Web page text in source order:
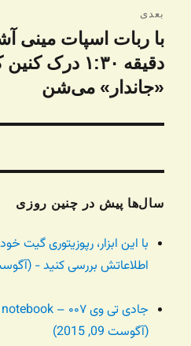
بعدی
نوشته
بعدی:
با ربات اسپات مینی
دقیقه ۱:۳۰
«جاندار»‌ می‌شن
سال‌ها پیش در چنین روزی
با این ابزار، رپوزیتوری گیت
اطلاعاتش بررسی کنید - (آگوست 09,
(آگوست 09, 2015)